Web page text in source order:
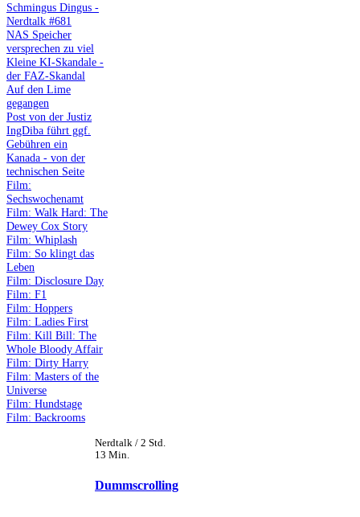
Schmingus Dingus -
Nerdtalk #681
NAS Speicher
versprechen zu viel
Kleine KI-Skandale -
der FAZ-Skandal
Auf den Lime
gegangen
Post von der Justiz
IngDiba führt ggf.
Gebühren ein
Kanada - von der
technischen Seite
Film:
Sechswochenamt
Film: Walk Hard: The
Dewey Cox Story
Film: Whiplash
Film: So klingt das
Leben
Film: Disclosure Day
Film: F1
Film: Hoppers
Film: Ladies First
Film: Kill Bill: The
Whole Bloody Affair
Film: Dirty Harry
Film: Masters of the
Universe
Film: Hundstage
Film: Backrooms
Nerdtalk / 2 Std.
13 Min.
Dummscrolling